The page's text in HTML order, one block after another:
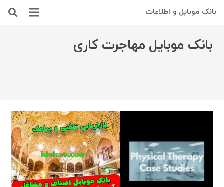
بانک موبایل و اطلاعات
بانک موبایل مهاجرت کاری